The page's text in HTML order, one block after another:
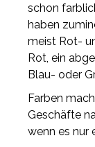
schon
haben
meist Rot-
Rot, ein
Blau- oder
Farben
Geschäfte
wenn es nur